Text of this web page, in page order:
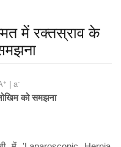
में रक्तस्राव के
+ | a-
को समझना